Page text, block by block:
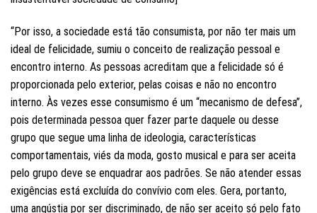
“Por isso, a sociedade está tão consumista, por não ter mais um
ideal de felicidade, sumiu o conceito de realização pessoal e
encontro interno. As pessoas acreditam que a felicidade só é
proporcionada pelo exterior, pelas coisas e não no encontro
interno. Às vezes esse consumismo é um “mecanismo de defesa”,
pois determinada pessoa quer fazer parte daquele ou desse
grupo que segue uma linha de ideologia, características
comportamentais, viés da moda, gosto musical e para ser aceita
pelo grupo deve se enquadrar aos padrões. Se não atender essas
exigências está excluída do convívio com eles. Gera, portanto,
uma angústia por ser discriminado, de não ser aceito só pelo fato